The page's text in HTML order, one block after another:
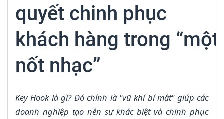
quyết chinh phục
khách hàng trong “một
nốt nhạc”
Key Hook là gì? Đó chính là "vũ khí bí mật" giúp các
doanh nghiệp tạo nên sự khác biệt và chinh phục